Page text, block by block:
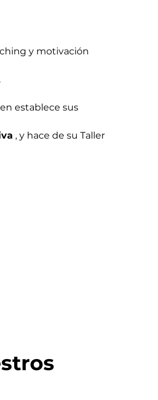
y motivación
, y hace de su Taller